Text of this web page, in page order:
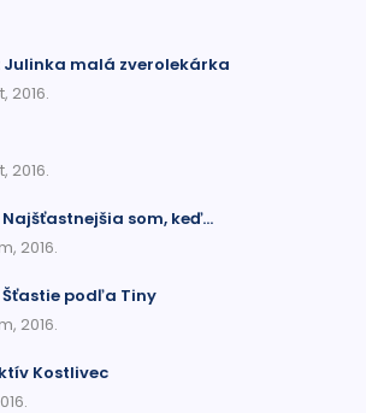
Julinka malá zverolekárka
2016.
2016.
som, keď...
2016.
Šťastie podľa Tiny
2016.
Kostlivec